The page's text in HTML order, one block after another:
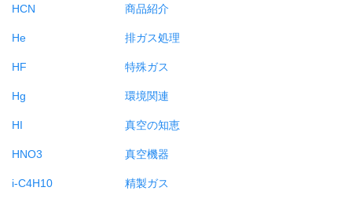
HCN
He
HF
Hg
HI
HNO3
i-C4H10
商品紹介
排ガス処理
特殊ガス
環境関連
真空の知恵
真空機器
精製ガス